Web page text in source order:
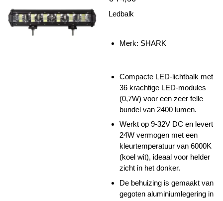
Ledbalk
Merk: SHARK
Compacte LED-lichtbalk met
36 krachtige LED-modules
(0,7W) voor een zeer felle
bundel van 2400 lumen.
Werkt op 9-32V DC en levert
24W vermogen met een
kleurtemperatuur van 6000K
(koel wit), ideaal voor helder
zicht in het donker.
De behuizing is gemaakt van
gegoten aluminiumlegering in